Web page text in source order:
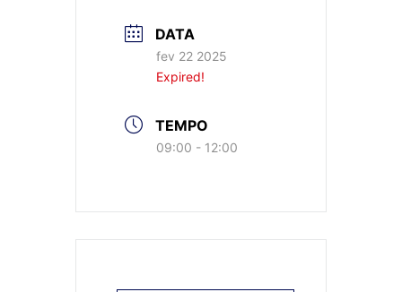
DATA
fev 22 2025
Expired!
TEMPO
09:00 - 12:00